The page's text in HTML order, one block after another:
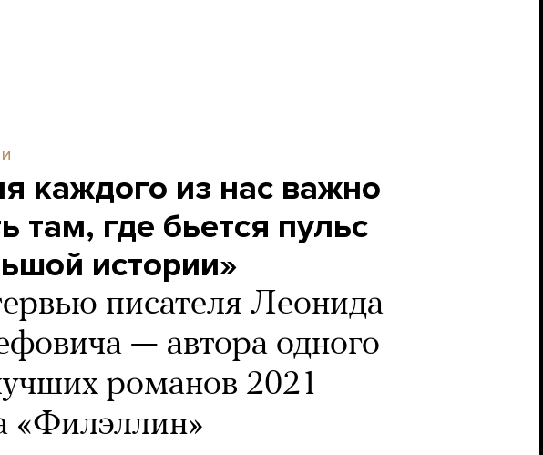
каждого из нас важно
там, где бьется пульс
истории»
писателя Леонида
— автора одного
романов 2021
«Филэллин»